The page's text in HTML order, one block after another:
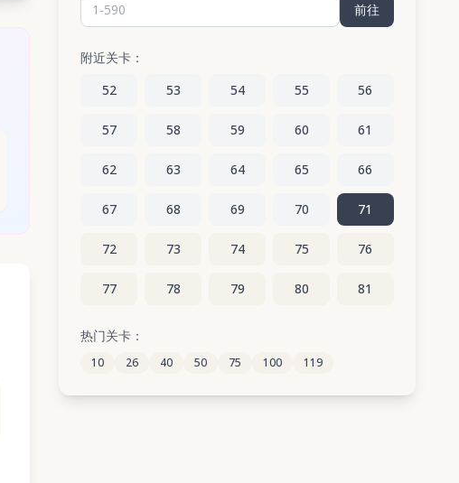
前往
附近关卡：
52
53 54 55 56
57 58 59 60 61
62 63 64 65 66
67 68 69 70 71
72 73 74 75 76
77 78 79 80 81
82
87 88 89 90
热门关卡：
10 26 40 50 75 100 119